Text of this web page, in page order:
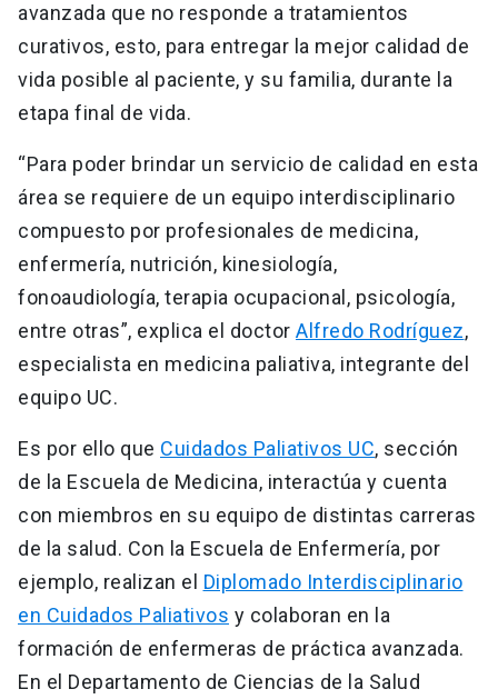
avanzada que no responde a tratamientos
curativos, esto, para entregar la mejor calidad de
vida posible al paciente, y su familia, durante la
etapa final de vida.
“Para poder brindar un servicio de calidad en esta
área se requiere de un equipo interdisciplinario
compuesto por profesionales de medicina,
enfermería, nutrición, kinesiología,
fonoaudiología, terapia ocupacional, psicología,
entre otras”, explica el doctor Alfredo Rodríguez,
especialista en medicina paliativa, integrante del
equipo UC.
Es por ello que Cuidados Paliativos UC, sección
de la Escuela de Medicina, interactúa y cuenta
con miembros en su equipo de distintas carreras
de la salud. Con la Escuela de Enfermería, por
ejemplo, realizan el Diplomado Interdisciplinario
en Cuidados Paliativos y colaboran en la
formación de enfermeras de práctica avanzada.
En el Departamento de Ciencias de la Salud